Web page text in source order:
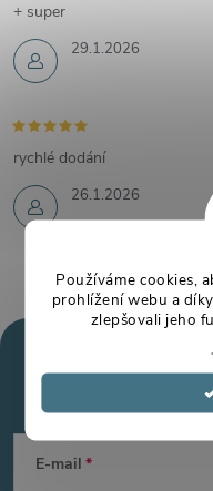
Používáme cookies,
prohlížení webu a
zlepšovali jeho
29.1.2026
+ super
26.1.2026
rychlé dodání
Mějte
E-mail